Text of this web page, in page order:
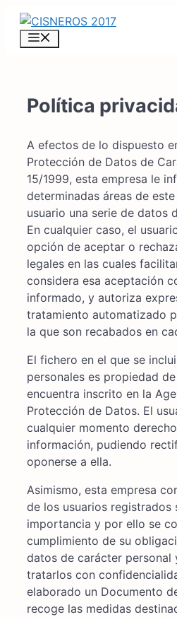
Saltar
contenido
Política
A efectos de lo dispuesto
Protección de Datos de
15/1999, esta empresa le
determinadas áreas de
usuario una serie de datos
En cualquier caso, el
opción de aceptar o
legales en las cuales
considera esa aceptación
informado, y autoriza
tratamiento automatizado
la que son recabados en
El fichero en el que se
personales es propiedad
encuentra inscrito en la
Protección de Datos. El
cualquier momento
información, pudiendo
oponerse a ella.
Asimismo, esta empresa
de los usuarios registrados
importancia y por ello se
cumplimiento de su
datos de carácter personal
tratarlos con
elaborado un Documento
recoge las medidas